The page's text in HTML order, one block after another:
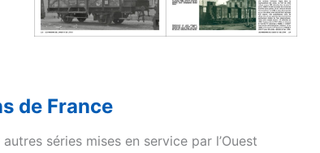
de France
séries mises en service par l’Ouest